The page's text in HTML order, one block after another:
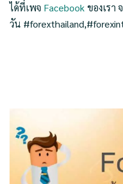
ได้ที่เพจ Facebook ของเรา
วัน